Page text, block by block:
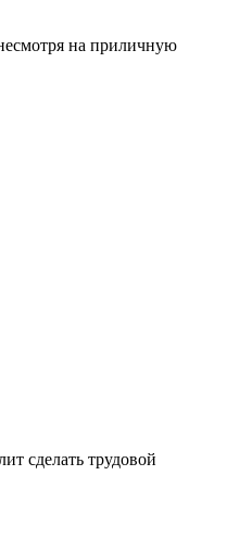
на приличную
сделать трудовой